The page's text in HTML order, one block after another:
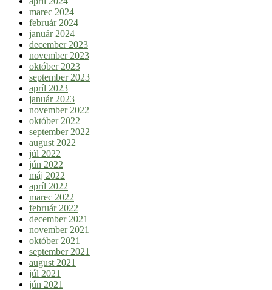
marec 2024
február 2024
január 2024
december 2023
november 2023
október 2023
september 2023
apríl 2023
január 2023
november 2022
október 2022
september 2022
august 2022
júl 2022
jún 2022
máj 2022
apríl 2022
marec 2022
február 2022
december 2021
november 2021
október 2021
september 2021
august 2021
júl 2021
jún 2021